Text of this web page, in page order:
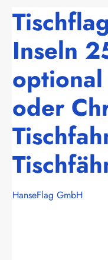
Inseln
oder
HanseFlag GmbH